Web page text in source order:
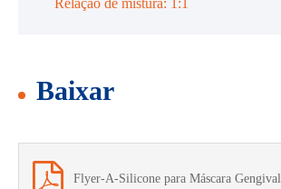
Baixar
Flyer-A-Silicone para Máscara Gengival